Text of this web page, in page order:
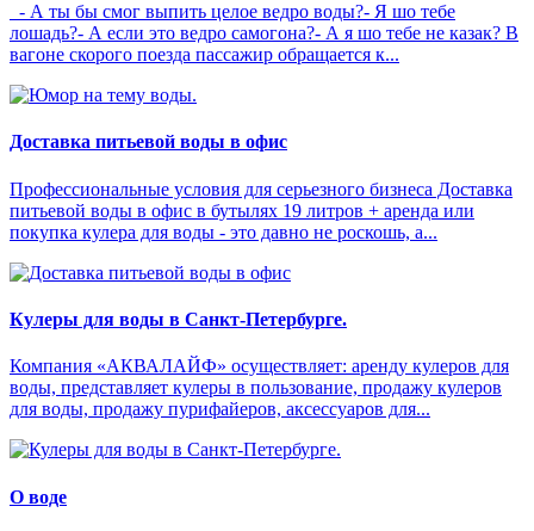
- А ты бы смог выпить целое ведро воды?- Я шо тебе
лошадь?- А если это ведро самогона?- А я шо тебе не казак? В
вагоне скорого поезда пассажир обращается к...
Доставка питьевой воды в офис
Профессиональные условия для серьезного бизнеса Доставка
питьевой воды в офис в бутылях 19 литров + аренда или
покупка кулера для воды - это давно не роскошь, а...
Кулеры для воды в Санкт-Петербурге.
Компания «АКВАЛАЙФ» осуществляет: аренду кулеров для
воды, представляет кулеры в пользование, продажу кулеров
для воды, продажу пурифайеров, аксессуаров для...
О воде